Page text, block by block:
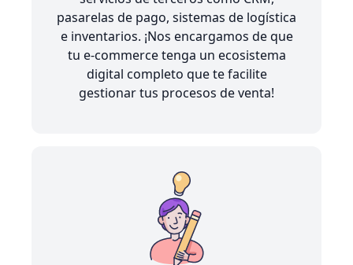
pasarelas de pago, sistemas de logística
e inventarios. ¡Nos encargamos de que
tu e-commerce tenga un ecosistema
digital completo que te facilite
gestionar tus procesos de venta!